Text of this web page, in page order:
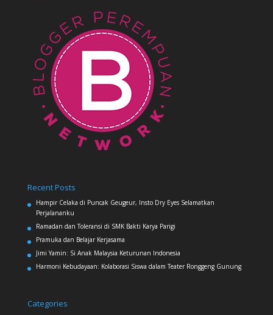
Recent Posts
Hampir Celaka di Puncak Geugeur, Insto Dry Eyes Selamatkan
Perjalananku
Ramadan dan Toleransi di SMK Bakti Karya Parigi
Pramuka dan Belajar Kerjasama
Jimi Yamin: Si Anak Malaysia Keturunan Indonesia
Harmoni Kebudayaan: Kolaborasi Siswa dalam Teater Ronggeng Gunung
Categories